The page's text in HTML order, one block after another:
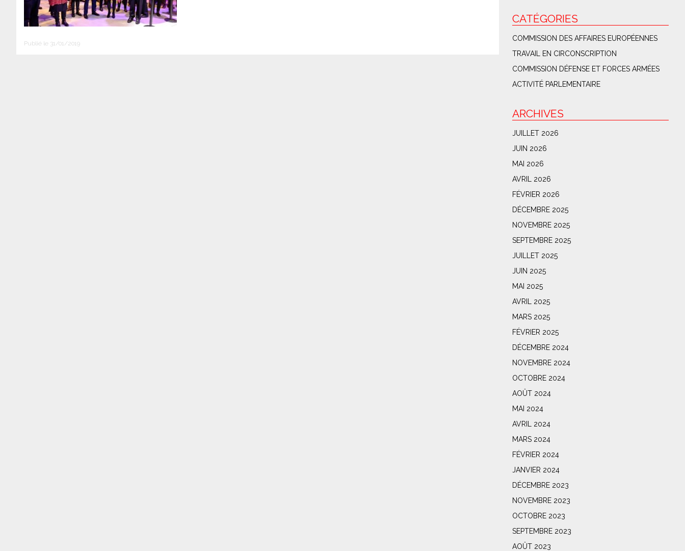
Publié le 31/01/2019
CATÉGORIES
COMMISSION DES AFFAIRES EUROPÉENNES
TRAVAIL EN CIRCONSCRIPTION
COMMISSION DÉFENSE ET FORCES ARMÉES
ACTIVITÉ PARLEMENTAIRE
ARCHIVES
JUILLET 2026
JUIN 2026
MAI 2026
AVRIL 2026
FÉVRIER 2026
DÉCEMBRE 2025
NOVEMBRE 2025
SEPTEMBRE 2025
JUILLET 2025
JUIN 2025
MAI 2025
AVRIL 2025
MARS 2025
FÉVRIER 2025
DÉCEMBRE 2024
NOVEMBRE 2024
OCTOBRE 2024
AOÛT 2024
MAI 2024
AVRIL 2024
MARS 2024
FÉVRIER 2024
JANVIER 2024
DÉCEMBRE 2023
NOVEMBRE 2023
OCTOBRE 2023
SEPTEMBRE 2023
AOÛT 2023